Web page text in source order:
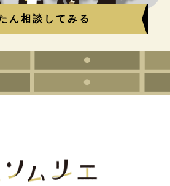
ん相談してみる